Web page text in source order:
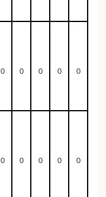
0 0 0 0 0
0 0 0 0 0